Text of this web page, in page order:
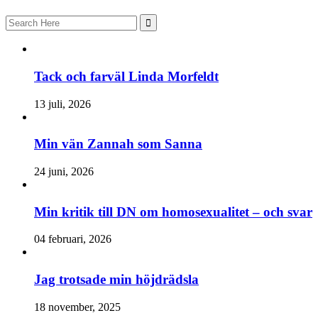
Search
for:
Tack och farväl Linda Morfeldt
13 juli, 2026
Min vän Zannah som Sanna
24 juni, 2026
Min kritik till DN om homosexualitet – och svar
04 februari, 2026
Jag trotsade min höjdrädsla
18 november, 2025